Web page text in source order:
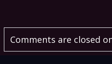
Comments are closed